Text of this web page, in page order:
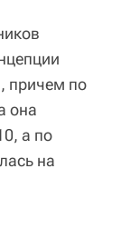
причем по
она
а по
на